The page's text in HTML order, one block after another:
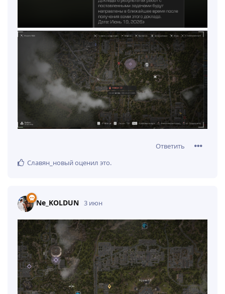
Ответить
Славян_новыйоценил это.
Ne_KOLDUN 3 июн